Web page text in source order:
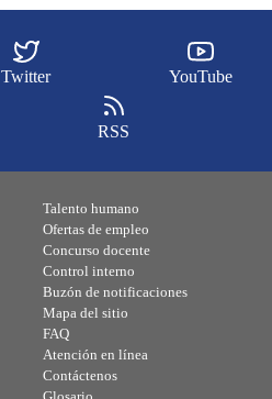
Twitter YouTube
RSS
Talento humano
Ofertas de empleo
Concurso docente
Control interno
Buzón de notificaciones
Mapa del sitio
FAQ
Atención en línea
Contáctenos